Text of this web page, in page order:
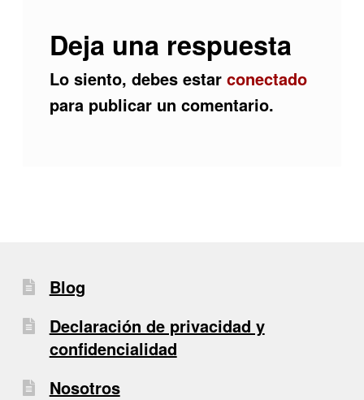
Deja una respuesta
Lo siento, debes estar conectado
para publicar un comentario.
Blog
Declaración de privacidad y
confidencialidad
Nosotros